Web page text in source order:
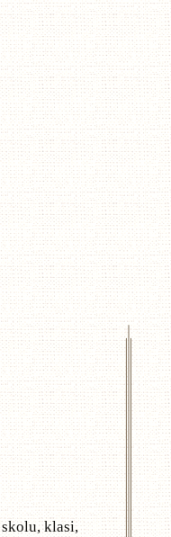
klasi,